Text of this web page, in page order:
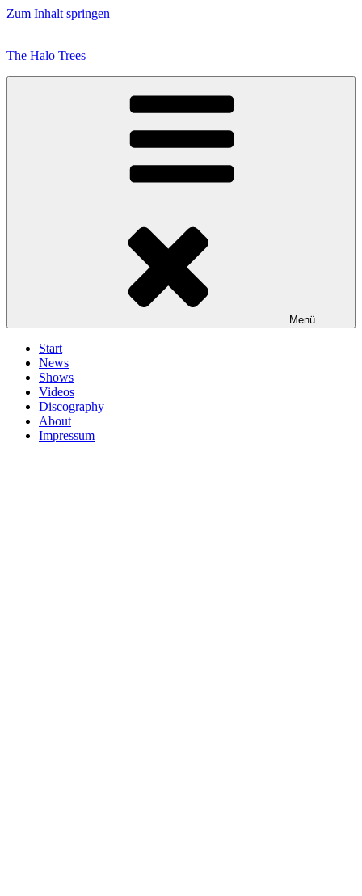
Zum Inhalt springen
The Halo Trees
Menü
Start
News
Shows
Videos
Discography
About
Impressum